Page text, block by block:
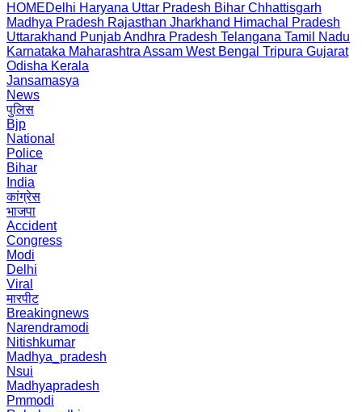
HOMEDelhi Haryana Uttar Pradesh Bihar Chhattisgarh
Madhya Pradesh Rajasthan Jharkhand Himachal Pradesh
Uttarakhand PunjabAndhra Pradesh Telangana Tamil Nadu
Karnataka Maharashtra Assam West Bengal Tripura Gujarat
Odisha Kerala
Jansamasya
News
पुलिस
Bjp
National
Police
Bihar
India
कांग्रेस
भाजपा
Accident
Congress
Modi
Delhi
Viral
मारपीट
Breakingnews
Narendramodi
Nitishkumar
Madhya_pradesh
Nsui
Madhyapradesh
Pmmodi